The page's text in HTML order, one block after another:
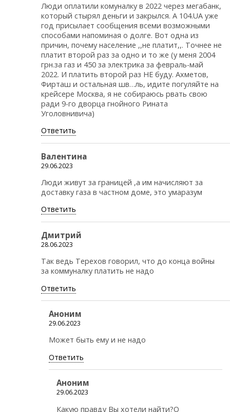
Люди оплатили комуналку в 2022 через мегабанк,
который стырял деньги и закрылся. А 104.UA уже
год присылает сообщения всеми возможными
способами напоминая о долге. Вот одна из
причин, почему население ,,не платит,,. Точнее не
платит второй раз за одно и то же (у меня 2004
грн.за газ и 450 за электрика за февраль-май
2022. И платить второй раз НЕ буду. Ахметов,
Фирташ и остальная шв…ль, идите погуляйте на
крейсере Москва, я не собираюсь рвать свою
ради 9-го дворца гнойного Рината
Уголовнивича)
Ответить
Валентина
29.06.2023
Люди живут за границей ,а им начисляют за
доставку газа в частном доме, это умаразум
Ответить
Дмитрий
28.06.2023
Так ведь Терехов говорил, что до конца войны
за коммуналку платить не надо
Ответить
Аноним
29.06.2023
Может быть ему и не надо
Ответить
Аноним
29.06.2023
Какую правду Вы хотели найти?О